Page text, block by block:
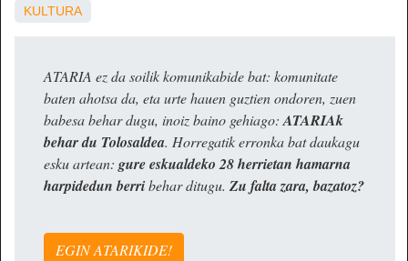
KULTURA
ATARIA ez da soilik komunikabide bat: komunitate
baten ahotsa da, eta urte hauen guztien ondoren, zuen
babesa behar dugu, inoiz baino gehiago:ATARIAk
behar du Tolosaldea. Horregatik erronka bat daukagu
esku artean: gure eskualdeko 28 herrietan hamarna
harpidedun berribehar ditugu. Zu falta zara, bazatoz?
EGIN ATARIKIDE!